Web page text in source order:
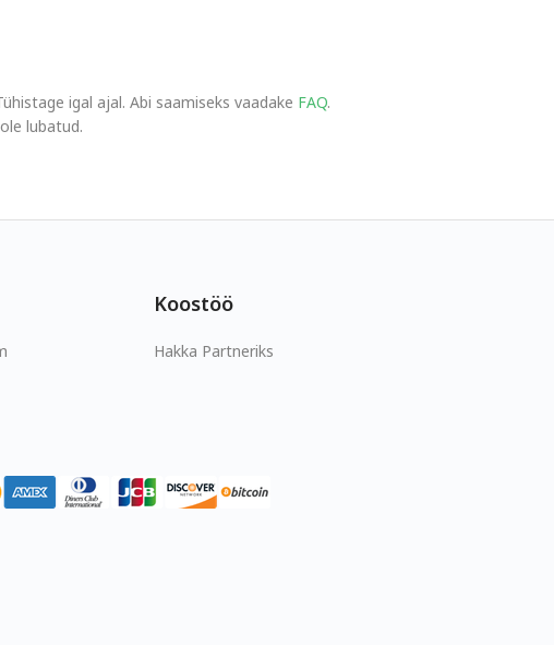
igal ajal. Abi saamiseks vaadake FAQ.
lubatud.
Koostöö
Hakka Partneriks